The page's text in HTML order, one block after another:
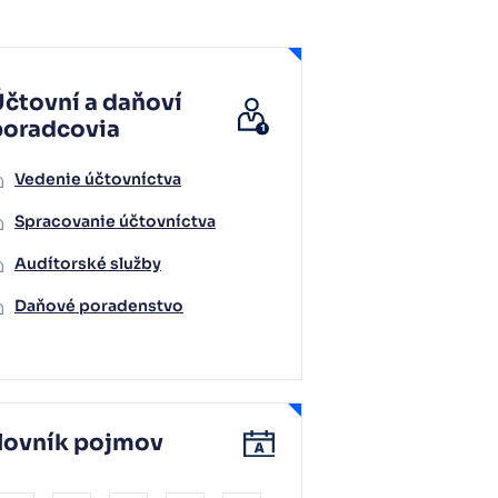
a daňoví
Vedenie účtovníctva
Spracovanie účtovníctva
Audítorské služby
Daňové poradenstvo
pojmov